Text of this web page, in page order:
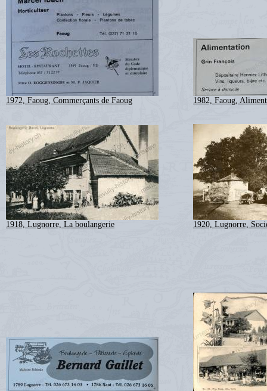
1972, Faoug, Commerçants de Faoug 1982, Faoug,
1918, Lugnorre, La boulangerie 1920, Lugnorre,